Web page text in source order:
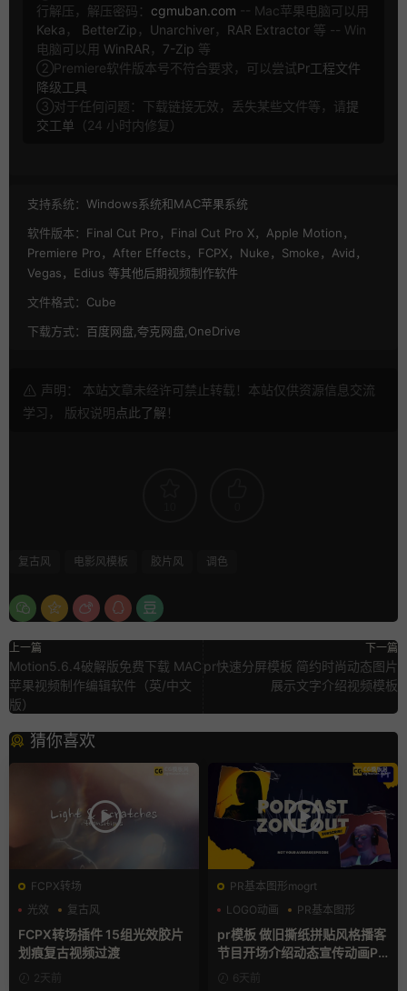
行解压，解压密码： cgmuban.com -- Mac苹果电脑可以用
Keka ， BetterZip ， Unarchiver， RAR Extractor 等 -- Win
电脑可以用 WinRAR ， 7-Zip 等
②Premiere软件版本号不符合要求，可以尝试Pr工程文件
降级工具
③对于任何问题：下载链接无效，丢失某些文件等，请提
交工单 （24 小时内修复）
支持系统： Windows系统和MAC苹果系统
软件版本： Final Cut Pro，Final Cut Pro X，Apple Motion，
Premiere Pro，After Effects，FCPX，Nuke，Smoke，Avid，
Vegas，Edius 等其他后期视频制作软件
文件格式： Cube
下载方式： 百度网盘,夸克网盘,OneDrive
声明： 本站文章未经许可禁止转载！本站仅供资源信息交流
学习， 版权说明点此了解 ！
复古风 电影风模板 胶片风 调色
上一篇
Motion5.6.4破解版免费下载 MAC
苹果视频制作编辑软件（英/中文
版）
下一篇
pr快速分屏模板 简约时尚动态图片
展示文字介绍视频模板
猜你喜欢
FCPX转场
光效
复古风
支持Intel+M芯片
FCPX转场插件 15组光效胶片
划痕复古视频过渡
2天前
PR基本图形mogrt
LOGO动画
PR基本图形
复古风
pr模板 做旧撕纸拼贴风格播客
节目开场介绍动态宣传动画PR
模版6天前